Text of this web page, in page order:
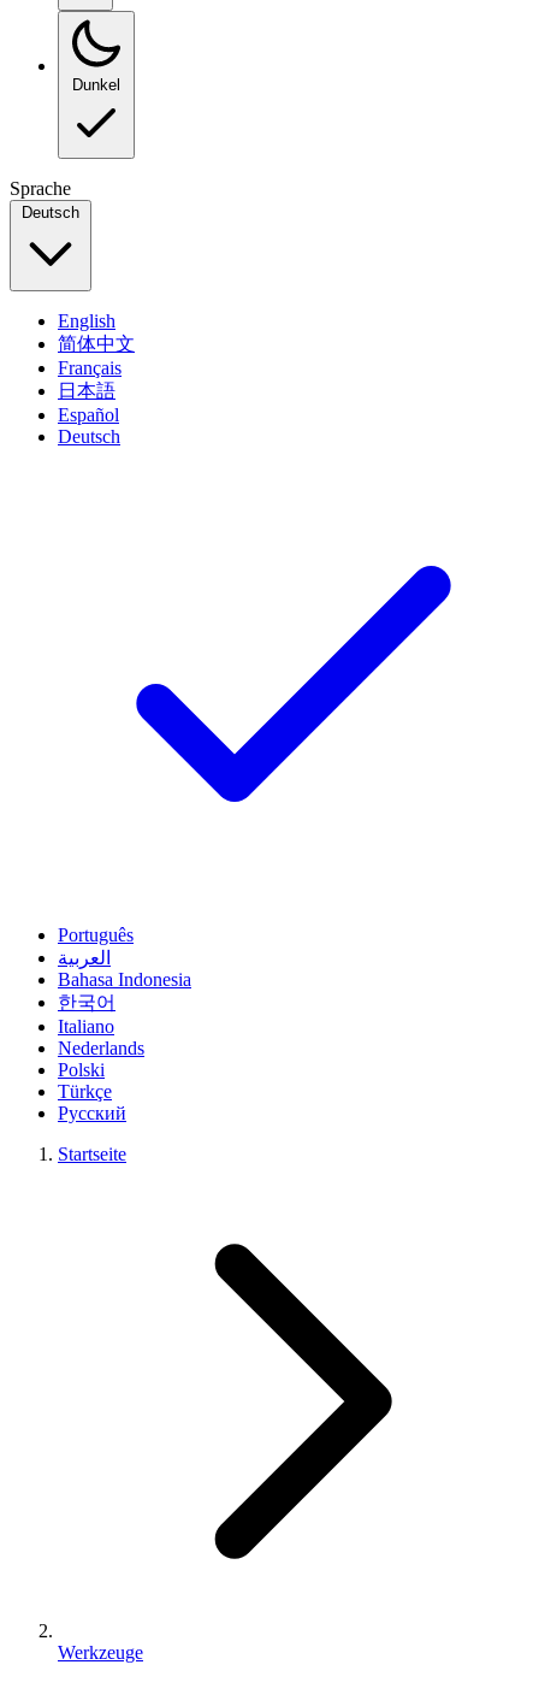
Dunkel
Sprache
Deutsch
English
简体中文
Français
日本語
Español
Deutsch
Português
العربية
Bahasa Indonesia
한국어
Italiano
Nederlands
Polski
Türkçe
Русский
Startseite
Werkzeuge